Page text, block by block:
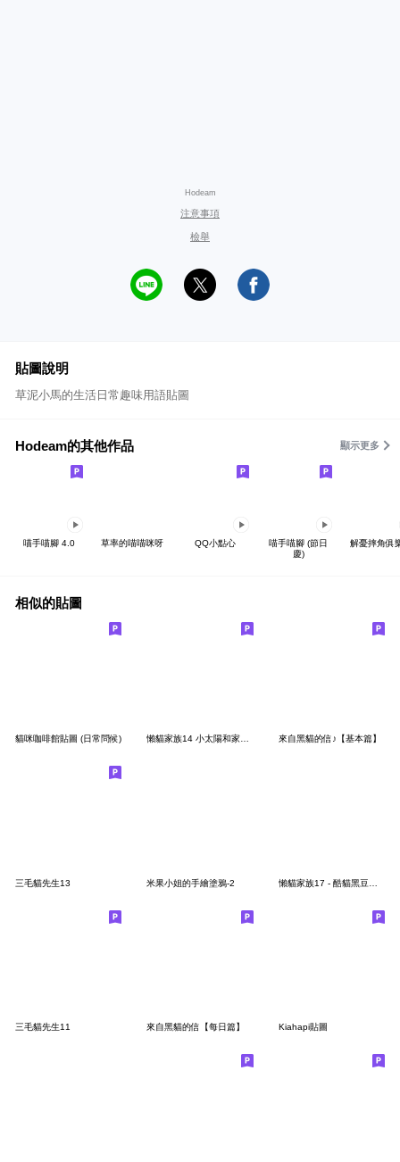
Hodeam
注意事項
檢舉
貼圖說明
草泥小馬的生活日常趣味用語貼圖
Hodeam的其他作品 顯示更多
喵手喵腳 4.0 草率的喵喵咪呀 QQ小點心
喵手喵腳 (節日
慶)
解憂摔角俱
相似的貼圖
貓咪咖啡館貼圖 (日常問候) 懶貓家族14 小太陽和家人 - 甜蜜日常 來自黑貓的信♪【基本篇】
三毛貓先生13 米果小姐的手繪塗鴉-2
三毛貓先生11 來自黑貓的信【每日篇】 Kiahapi貼圖